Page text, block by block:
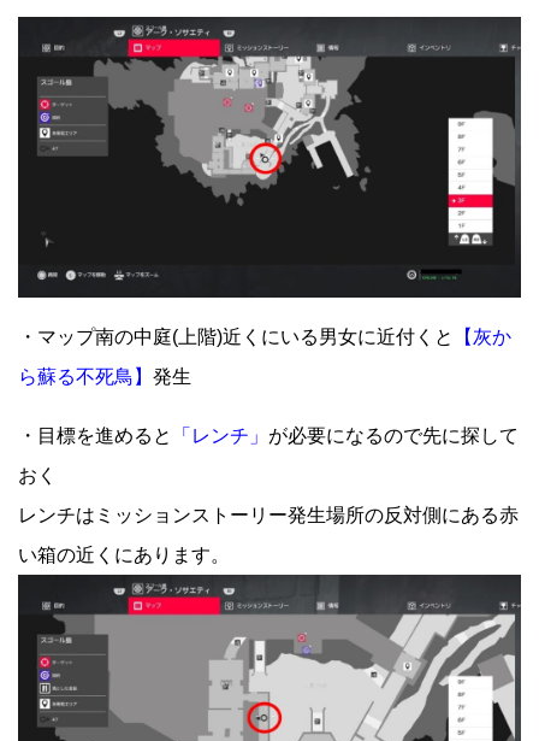
・マップ南の中庭(上階)近くにいる男女に近付くと
【灰か
ら蘇る不死鳥】 発生
・目標を進めると 「レンチ」 が必要になるので先に探して
おく
レンチはミッションストーリー発生場所の反対側にある赤
い箱の近くにあります。